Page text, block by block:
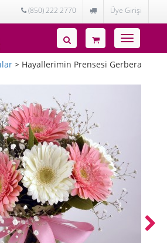
(850) 222 2770 Üye Girişi
Toggle
navigation
> Hayallerimin Prensesi Gerbera